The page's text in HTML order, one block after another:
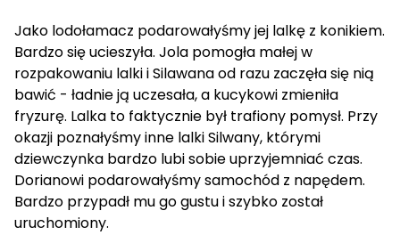
Jako lodołamacz podarowałyśmy jej lalkę z konikiem.
Bardzo się ucieszyła. Jola pomogła małej w
rozpakowaniu lalki i Silawana od razu zaczęła się nią
bawić - ładnie ją uczesała, a kucykowi zmieniła
fryzurę. Lalka to faktycznie był trafiony pomysł. Przy
okazji poznałyśmy inne lalki Silwany, którymi
dziewczynka bardzo lubi sobie uprzyjemniać czas.
Dorianowi podarowałyśmy samochód z napędem.
Bardzo przypadł mu go gustu i szybko został
uruchomiony.